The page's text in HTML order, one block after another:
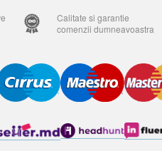
Calitate si garantie
comenzii dumneavoastra